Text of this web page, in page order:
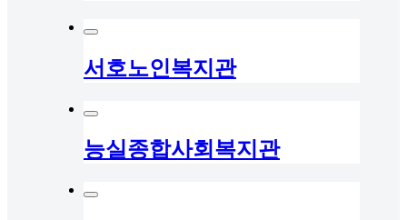
서호노인복지관
능실종합사회복지관